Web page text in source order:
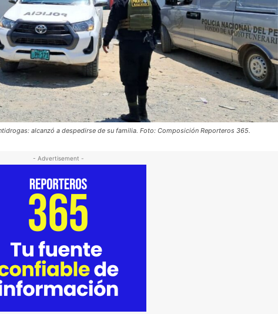
alcanzó a despedirse de su familia. Foto: Composición Reporteros 365.
- Advertisement -